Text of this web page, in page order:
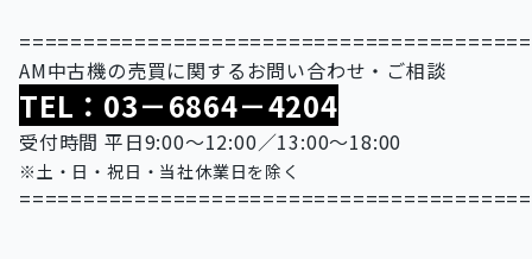
AM中古機の売買に関するお問い合わせ・ご相談
TEL：03－6864－4204
受付時間 平日9:00～12:00／13:00～18:00
※土・日・祝日・当社休業日を除く